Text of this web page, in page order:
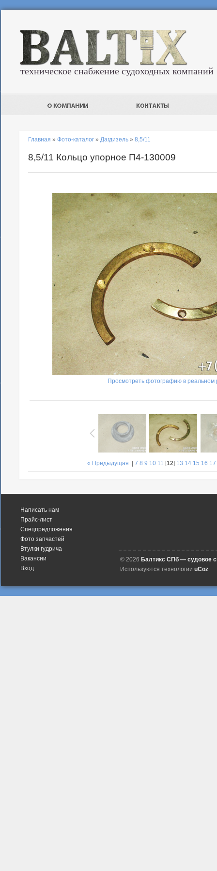
техническое снабжение судоходных компаний
Главная » Фото-каталог » Дагдизель » 8,5/11
8,5/11 Кольцо упорное П4-130009
Просмотреть фотографию в реальном
« Предыдущая 7 8 9 10 11 [12] 13 14 15 16 17
Написать нам
Прайс-лист
Спецпредложения
Фото запчастей
Втулки гудрича
Вакансии
Вход
© 2026 Балтикс СПб — судовое
Используются технологии uCoz